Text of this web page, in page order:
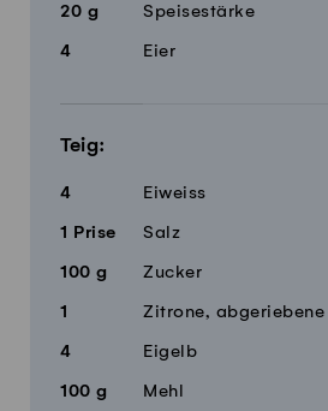
20 g Speisestärke
4 Eier
Teig:
4 Eiweiss
1 Prise Salz
100 g Zucker
1 Zitrone, abgeriebene
4 Eigelb
100 g Mehl